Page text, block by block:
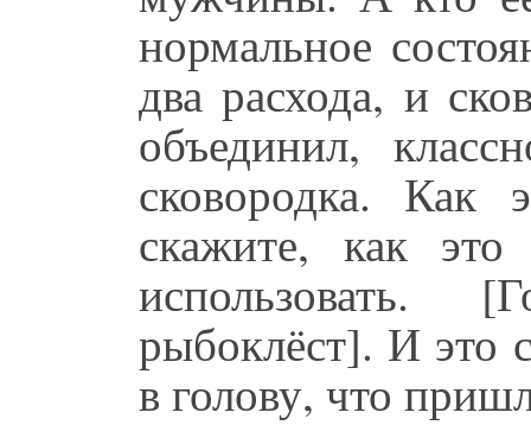
нормальное
два расхода, и
объединил,
сковородка. Как
скажите, как
рыбоклёст]. И это
в голову, что